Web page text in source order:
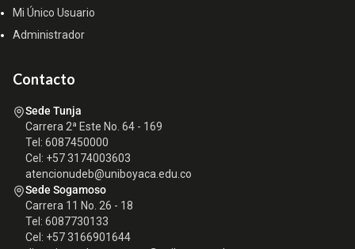
Mi Único Usuario
Administrador
Contacto
Sede Tunja
Carrera 2ª Este No. 64 - 169
Tel: 6087450000
Cel: +57 3174003603
atencionudeb@uniboyaca.edu.co
Sede Sogamoso
Carrera 11 No. 26 - 18
Tel: 6087730133
Cel: +57 3166901644